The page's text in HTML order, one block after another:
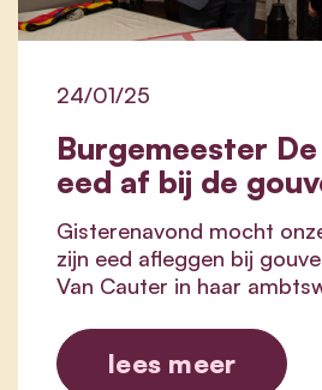
Burgemeester
eed af bij de
24/01/25
Gisterenavond mocht
zijn eed afleggen bij
Van Cauter in haar
lees meer